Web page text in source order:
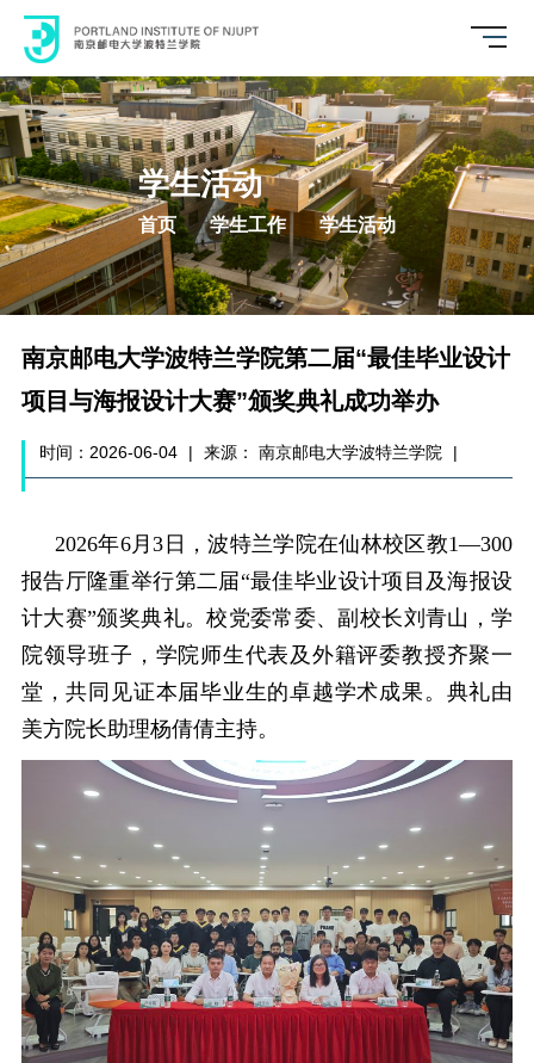
学生活动
首页 学生工作 学生活动
南京邮电大学波特兰学院第二届“最佳毕业设计
项目与海报设计大赛”颁奖典礼成功举办
时间：2026-06-04 | 来源： 南京邮电大学波特兰学院 |
2026年6月3 日，波特兰学院在仙林校区教1—300
报告厅隆重举行第二届“最佳毕业设计项目及海报设
计大赛”颁奖典礼。校党委常委、副校长刘青山，学
院领导班子，学院师生代表及外籍评委教授齐聚一
堂，共同见证本届毕业生的卓越学术成果。典礼由
美方院长助理杨倩倩主持。